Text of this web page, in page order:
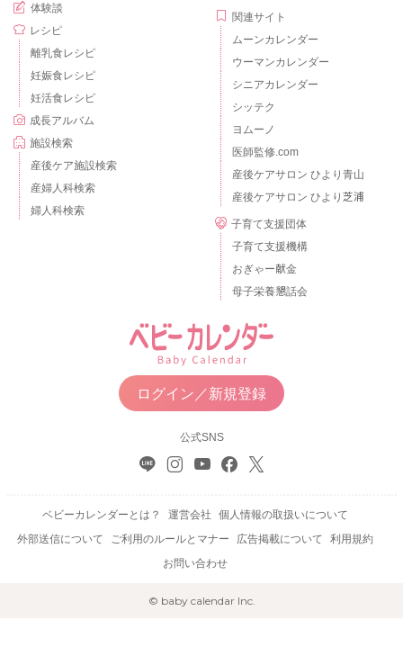
体験談
レシピ
離乳食レシピ
妊娠食レシピ
妊活食レシピ
成長アルバム
施設検索
産後ケア施設検索
産婦人科検索
婦人科検索
関連サイト
ムーンカレンダー
ウーマンカレンダー
シニアカレンダー
シッテク
ヨムーノ
医師監修.com
産後ケアサロン ひより青山
産後ケアサロン ひより芝浦
子育て支援団体
子育て支援機構
おぎゃー献金
母子栄養懇話会
ログイン／新規登録
公式SNS
ベビーカレンダーとは？ 運営会社
個人情報の取扱いについて
外部送信について
ご利用のルールとマナー 広告掲載について
利用規約
お問い合わせ
© baby calendar Inc.